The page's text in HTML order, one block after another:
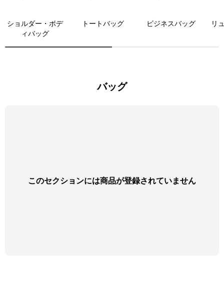
ショルダー・ボデ
ィバッグ
トートバッグ ビジネスバッグ リ
バッグ
このセクションには商品が登録されていません